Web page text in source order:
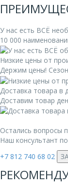
У нас есть ВСЁ
10 000
Низкие цены от
Держим цены!
Доставка товара в
Доставим товар
Остались вопросы
Наш консультант
+7 812 740 68 02